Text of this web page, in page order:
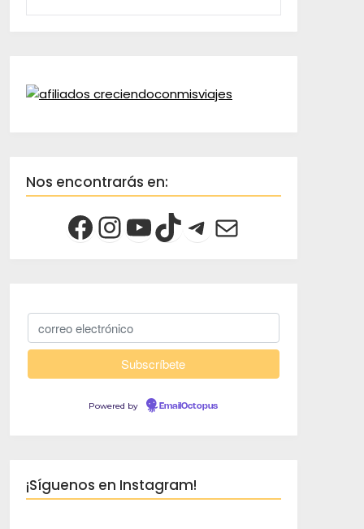
Nos encontrarás en:
Powered by EmailOctopus
¡Síguenos en Instagram!